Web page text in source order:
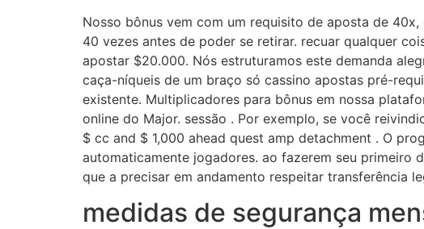
Nosso bônus vem com um requisito de aposta de
40 vezes antes de poder se retirar. recuar qualquer
apostar $20.000. Nós estruturamos este demanda
caça-níqueis de um braço só cassino apostas pré-
existente. Multiplicadores para bônus em nossa
online do Major. sessão . Por exemplo, se você
$ cc and $ 1,000 ahead quest amp detachment . O
automaticamente jogadores. ao fazerem seu primeiro
que a precisar em andamento respeitar transferência
medidas de segurança